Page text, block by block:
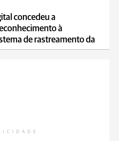
concedeu a
à
de rastreamento da